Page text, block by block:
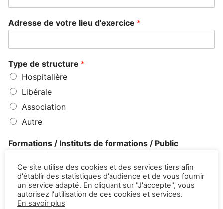
Adresse de votre lieu d'exercice *
Type de structure *
Hospitalière
Libérale
Association
Autre
Formations / Instituts de formations / Public
rencontré (adultes, adolescents, enfants, couples...)
Ce site utilise des cookies et des services tiers afin
d'établir des statistiques d'audience et de vous fournir
un service adapté. En cliquant sur "J'accepte", vous
autorisez l'utilisation de ces cookies et services.
En savoir plus